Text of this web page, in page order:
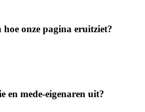
onze pagina eruitziet?
en mede-eigenaren uit?